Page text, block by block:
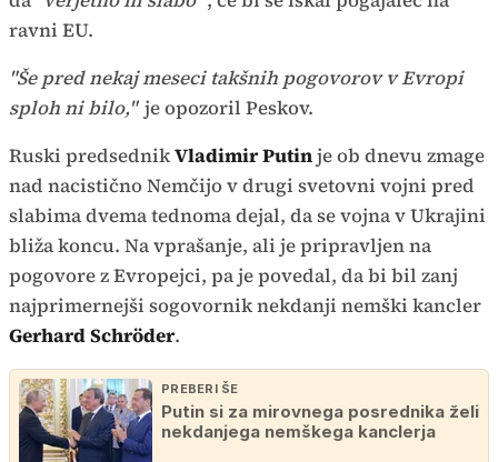
ravni EU.
"Še pred nekaj meseci takšnih pogovorov v Evropi
sploh ni bilo," je opozoril Peskov.
Ruski predsednikVladimir Putinje ob dnevu zmage
nad nacistično Nemčijo v drugi svetovni vojni pred
slabima dvema tednoma dejal, da se vojna v Ukrajini
bliža koncu. Na vprašanje, ali je pripravljen na
pogovore z Evropejci, pa je povedal, da bi bil zanj
najprimernejši sogovornik nekdanji nemški kancler
Gerhard Schröder.
PREBERI ŠE
Putin si za mirovnega posrednika želi
nekdanjega nemškega kanclerja